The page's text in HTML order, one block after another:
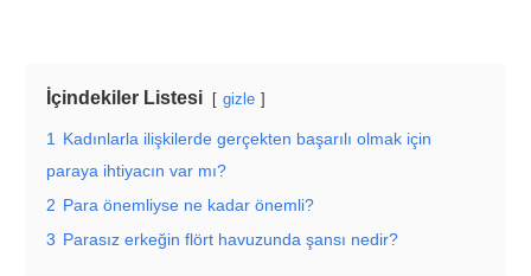
İçindekiler Listesi gizle
1
Kadınlarla ilişkilerde gerçekten başarılı olmak için
paraya ihtiyacın var mı?
2 Para önemliyse ne kadar önemli?
3 Parasız erkeğin flört havuzunda şansı nedir?